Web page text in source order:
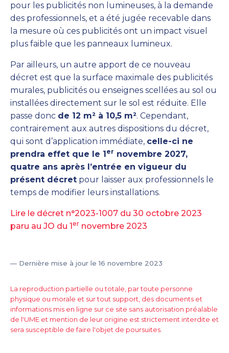
pour les publicités non lumineuses, à la demande
des professionnels, et a été jugée recevable dans
la mesure où ces publicités ont un impact visuel
plus faible que les panneaux lumineux.
Par ailleurs, un autre apport de ce nouveau
décret est que la surface maximale des publicités
murales, publicités ou enseignes scellées au sol ou
installées directement sur le sol est réduite. Elle
passe donc de 12 m² à 10,5 m². Cependant,
contrairement aux autres dispositions du décret,
qui sont d’application immédiate, celle-ci ne
prendra effet que le 1 er novembre 2027,
quatre ans après l’entrée en vigueur du
présent décret pour laisser aux professionnels le
temps de modifier leurs installations.
Lire le décret n°2023-1007 du 30 octobre 2023
paru au JO du 1 er novembre 2023
— Dernière mise à jour le 16 novembre 2023
La reproduction partielle ou totale, par toute personne
physique ou morale et sur tout support, des documents et
informations mis en ligne sur ce site sans autorisation préalable
de l'UME et mention de leur origine est strictement interdite et
sera susceptible de faire l'objet de poursuites.